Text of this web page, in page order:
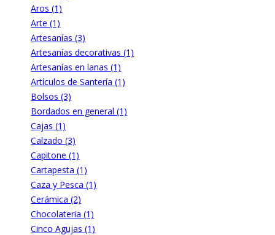
Aros (1)
Arte (1)
Artesanías (3)
Artesanías decorativas (1)
Artesanías en lanas (1)
Artículos de Santería (1)
Bolsos (3)
Bordados en general (1)
Cajas (1)
Calzado (3)
Capitone (1)
Cartapesta (1)
Caza y Pesca (1)
Cerámica (2)
Chocolateria (1)
Cinco Agujas (1)